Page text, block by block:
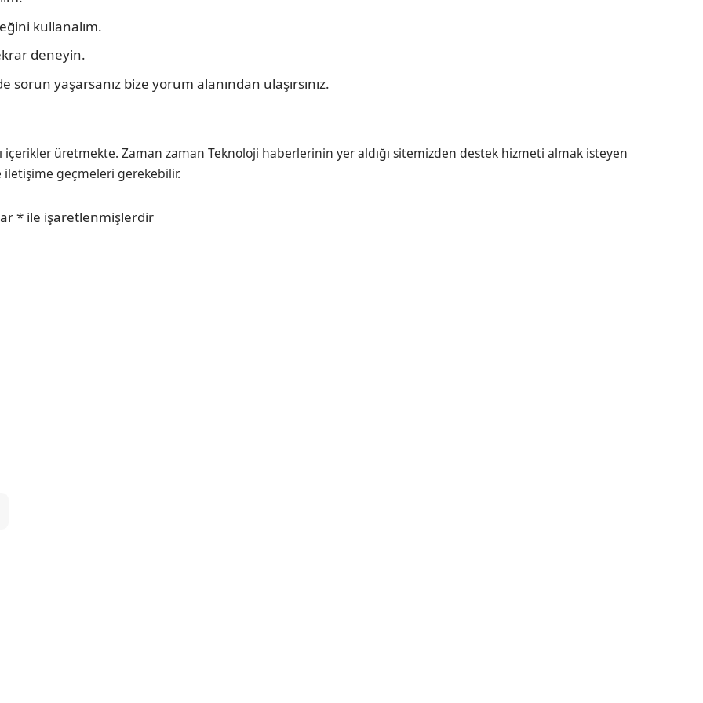
kullanalım.
deneyin.
yaşarsanız bize yorum alanından ulaşırsınız.
içerikler üretmekte. Zaman zaman Teknoloji haberlerinin yer aldığı sitemizden destek hizmeti almak isteyen
iletişime geçmeleri gerekebilir.
* ile işaretlenmişlerdir